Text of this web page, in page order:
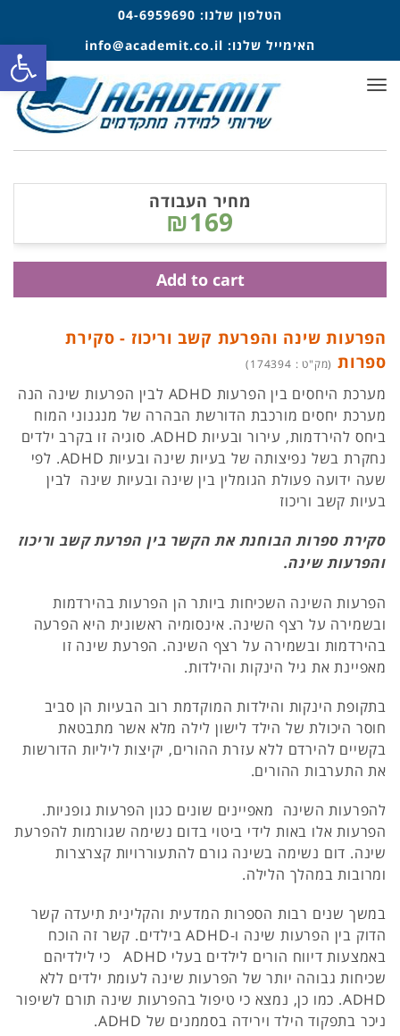
הטלפון שלנו: 04-6959690
האימייל שלנו: info@academit.co.il
תפריט
הפרעות שינה והפרעת קשב וריכוז - סקירת
ספרות (מק"ט : 174394)
מערכת היחסים בין הפרעות ADHD לבין הפרעות שינה הנה
מערכת יחסים מורכבת הדורשת הבהרה של מנגנוני המוח
ביחס להירדמות, עירור ובעיות ADHD. סוגיה זו בקרב ילדים
נחקרת בשל נפיצותה של בעיות שינה ובעיות ADHD. לפי
שעה ידועה פעולת הגומלין בין שינה ובעיות שינה לבין
בעיות קשב וריכוז
סקירת ספרות הבוחנת את הקשר בין הפרעת קשב וריכוז
והפרעות שינה.
הפרעות השינה השכיחות ביותר הן הפרעות בהירדמות
ובשמירה על רצף השינה. אינסומיה ראשונית היא הפרעה
בהירדמות ובשמירה על רצף השינה. הפרעת שינה זו
מאפיינת את גיל הינקות והילדות.
בתקופת הינקות והילדות המוקדמת רוב הבעיות הן סביב
חוסר היכולת של הילד לישון לילה מלא אשר מתבטאת
בקשיים להירדם ללא עזרת ההורים, יקיצות ליליות הדורשות
את התערבות ההורים.
להפרעות השינה מאפיינים שונים כגון הפרעות גופניות.
הפרעות אלו באות לידי ביטוי בדום נשימה שגורמות להפרעת
שינה. דום נשימה בשינה גורם להתעוררויות קצרצרות
ומרובות במהלך הלילה.
במשך שנים רבות הספרות המדעית והקלינית תיעדה קשר
הדוק בין הפרעות שינה ו-ADHD בילדים. קשר זה הוכח
באמצעות דיווח הורים לילדים בעלי ADHD כי לילדיהם
שכיחות גבוהה יותר של הפרעות שינה לעומת ילדים ללא
ADHD. כמו כן, נמצא כי טיפול בהפרעות שינה תורם לשיפור
ניכר בתפקוד הילד וירידה בסממנים של ADHD.
מחיר העבודה
₪169
Add to cart
פתח